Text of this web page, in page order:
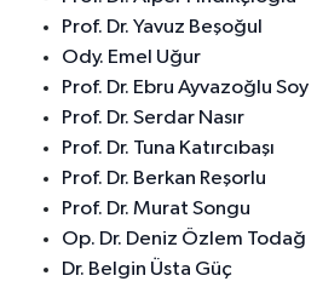
Prof. Dr. Yavuz Beşoğul
Ody. Emel Uğur
Prof. Dr. Ebru Ayvazoğlu Soy
Prof. Dr. Serdar Nasır
Prof. Dr. Tuna Katırcıbaşı
Prof. Dr. Berkan Reşorlu
Prof. Dr. Murat Songu
Op. Dr. Deniz Özlem Todağ
Dr. Belgin Üsta Güç